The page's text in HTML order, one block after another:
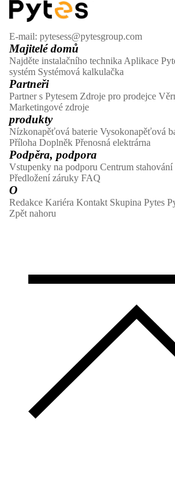
E-mail: pytesess@pytesgroup.com
Majitelé domů
Najděte instalačního technika Aplikace
systém Systémová kalkulačka
Partneři
Partner s Pytesem Zdroje pro prodejce
Marketingové zdroje
produkty
Nízkonapěťová baterie Vysokonapěťová
Příloha Doplněk Přenosná elektrárna
Podpěra, podpora
Vstupenky na podporu Centrum stahování
Předložení záruky FAQ
O
Redakce Kariéra Kontakt Skupina Pytes
Zpět nahoru